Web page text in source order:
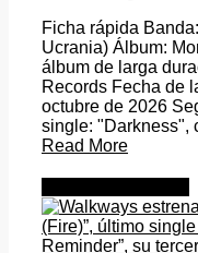
Ficha rápida
Ucrania) Álbum:
álbum de larga
Records Fecha de
octubre de 2026
single: "Darkness",
Read More